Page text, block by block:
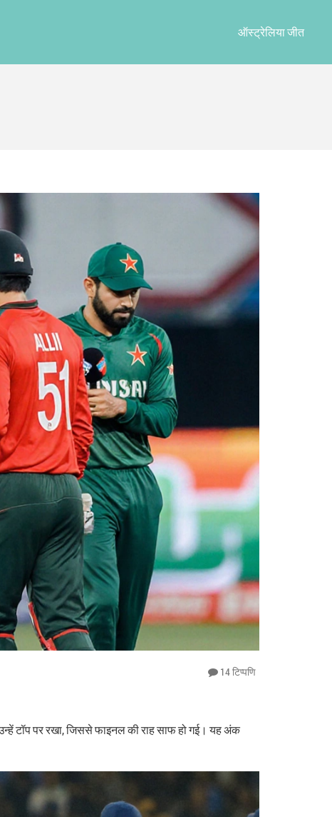
ऑस्ट्रेलिया जीत
14 टिप्पणि
टॉप पर रखा, जिससे फाइनल की राह साफ हो गई। यह अंक